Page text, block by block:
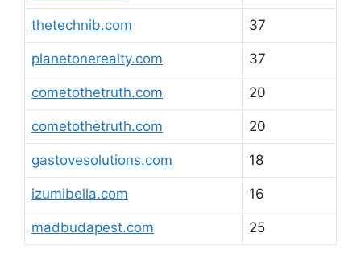
thetechnib.com 37
planetonerealty.com 37
cometothetruth.com 20
cometothetruth.com 20
gastovesolutions.com 18
izumibella.com 16
madbudapest.com 25